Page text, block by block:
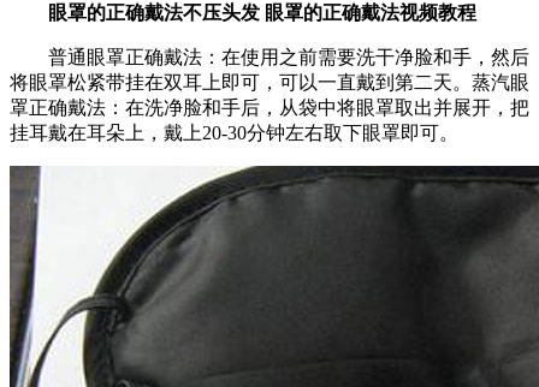
眼罩的正确戴法不压头发 眼罩的正确戴法视频教程
普通眼罩正确戴法：在使用之前需要洗干净脸和手，然后
将眼罩松紧带挂在双耳上即可，可以一直戴到第二天。蒸汽眼
罩正确戴法：在洗净脸和手后，从袋中将眼罩取出并展开，把
挂耳戴在耳朵上，戴上20-30分钟左右取下眼罩即可。